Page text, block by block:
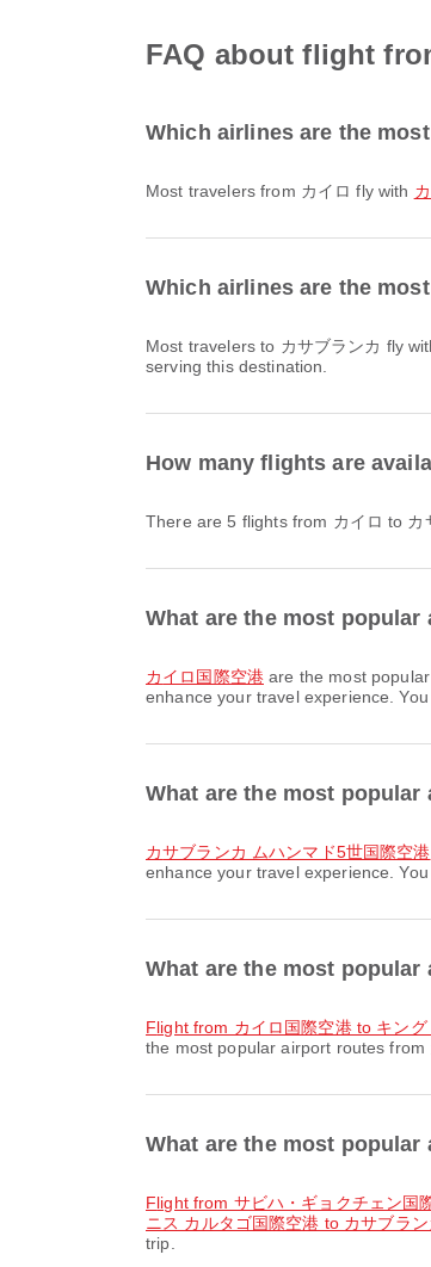
FAQ about flight
Which airlines are the
Most travelers from カイロ fly with
Which airlines are the
Most travelers to カサブランカ fly
serving this destination.
How many flights are
There are 5 flights from カイロ to カ
What are the most
カイロ国際空港are the most popular
enhance your travel experience.
What are the most popular
カサブランカ ムハンマド5世国際空港
enhance your travel experience.
What are the most popular
flight from カイロ国際空港 to キン
the most popular airport routes
What are the most popular
flight from サビハ・ギョクチェン国
ニス カルタゴ国際空港 to カサブラ
trip.